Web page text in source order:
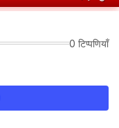
0 टिप्पणियाँ